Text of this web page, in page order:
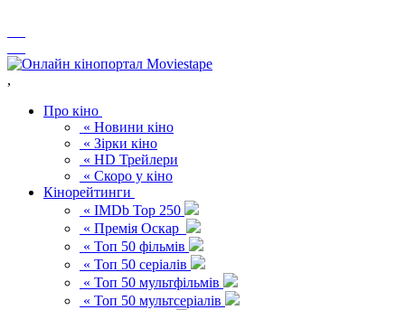
,
Про кіно
« Новини кіно
« Зірки кіно
« HD Трейлери
« Скоро у кіно
Кінорейтинги
« IMDb Top 250
« Премія Оскар
« Топ 50 фільмів
« Топ 50 серіалів
« Топ 50 мультфільмів
« Топ 50 мультсеріалів